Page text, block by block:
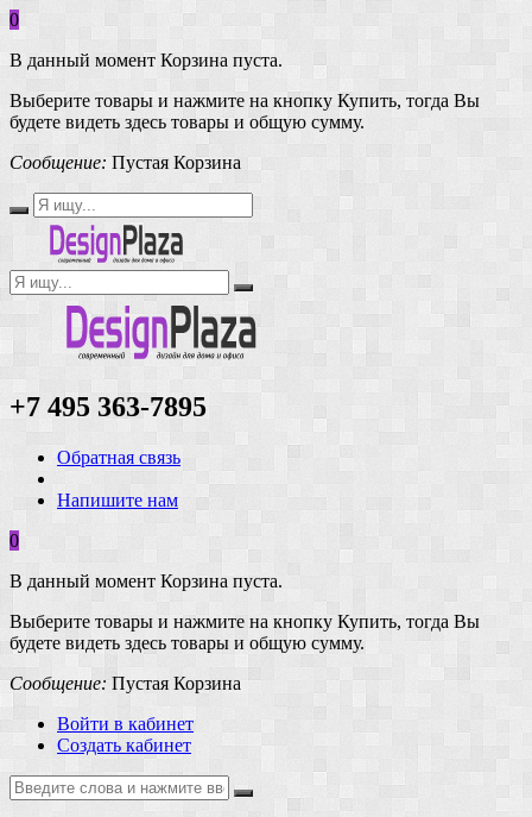
0
В данный момент Корзина пуста.
Выберите товары и нажмите на кнопку Купить, тогда Вы
будете видеть здесь товары и общую сумму.
Сообщение: Пустая Корзина
+7 495 363-7895
Обратная связь
Напишите нам
0
В данный момент Корзина пуста.
Выберите товары и нажмите на кнопку Купить, тогда Вы
будете видеть здесь товары и общую сумму.
Сообщение: Пустая Корзина
Войти в кабинет
Создать кабинет